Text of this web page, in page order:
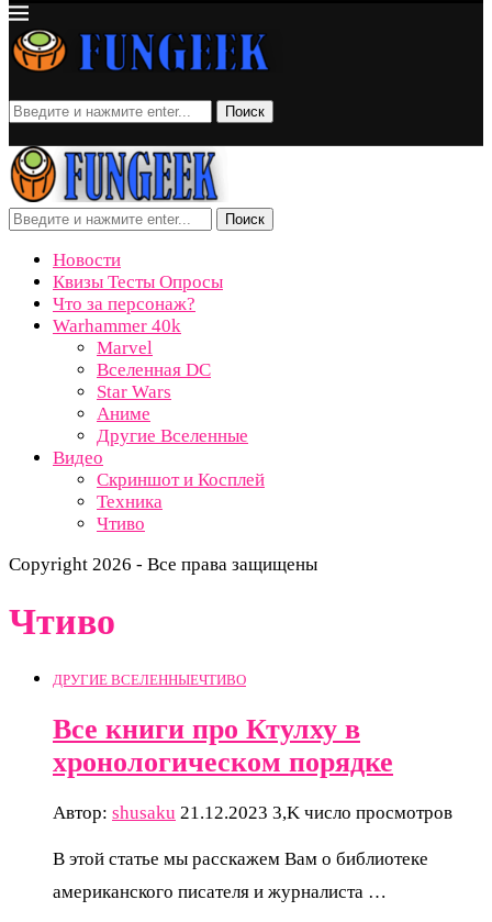
Поиск
Поиск
Новости
Квизы Тесты Опросы
Что за персонаж?
Warhammer 40k
Marvel
Вселенная DC
Star Wars
Аниме
Другие Вселенные
Видео
Скриншот и Косплей
Техника
Чтиво
Copyright 2026 - Все права защищены
Чтиво
ДРУГИЕ ВСЕЛЕННЫЕЧТИВО
Все книги про Ктулху в
хронологическом порядке
Автор: shusaku 21.12.2023 3,K число просмотров
В этой статье мы расскажем Вам о библиотеке
американского писателя и журналиста …